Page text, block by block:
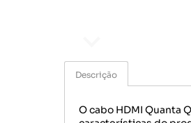
Descrição
O cabo HDMI Quanta